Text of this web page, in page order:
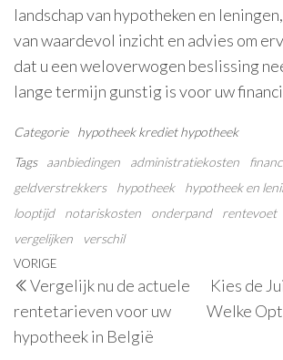
landschap van hypotheken en
van waardevol inzicht en advies om
dat u een weloverwogen beslissing
lange termijn gunstig is voor uw
Categorie hypotheek krediet hypotheek
Tags
aanbiedingen administratiekosten
geldverstrekkers
hypotheek hypotheek en
looptijd
notariskosten onderpand rentevoet
vergelijken
verschil
Berichtnavigatie
Vorig
bericht
VORIGE
Vergelijk nu de actuele
rentetarieven voor uw
hypotheek in België
Kies de
Welke